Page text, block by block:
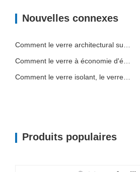
structurale Épaisseur de la couche de
Nouvelles connexes
Comment le verre isolant, le verre trempé et le verre de sécurité feuilleté améliorent les bâtiments commerciaux
Produits populaires